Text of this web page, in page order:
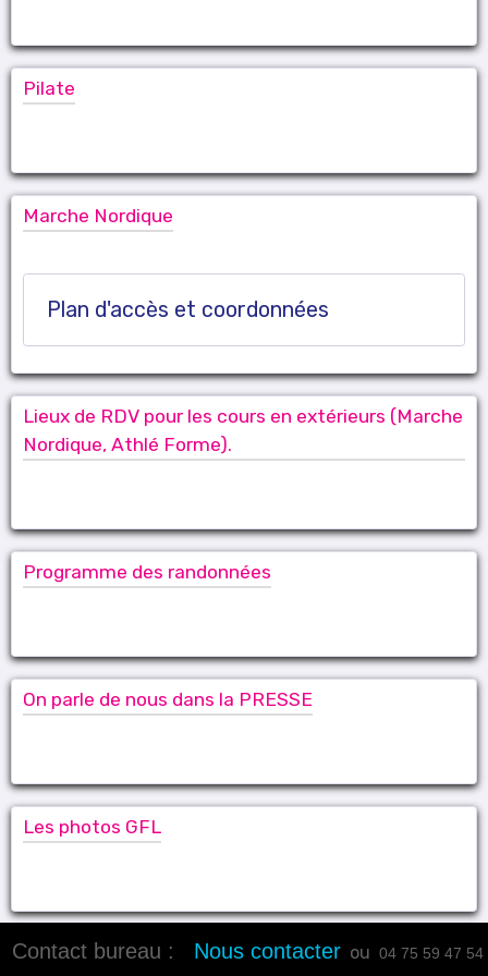
Pilate
Marche Nordique
Plan d'accès et coordonnées
Lieux de RDV pour les cours en extérieurs (Marche
Nordique, Athlé Forme).
Programme des randonnées
On parle de nous dans la PRESSE
Les photos GFL
Contact bureau : Nous contacter ou 04 75 59 47